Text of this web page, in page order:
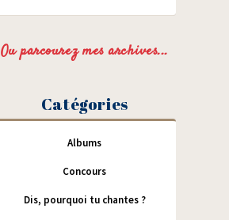
Ou parcourez mes archives...
Catégories
Albums
Concours
Dis, pourquoi tu chantes ?